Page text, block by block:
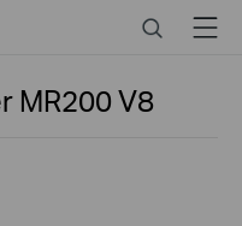
SearchMenu
MR200V8